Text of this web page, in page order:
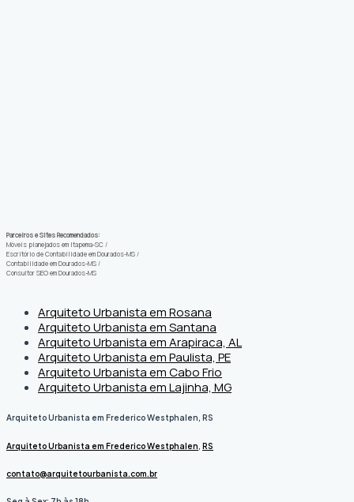
Parceiros e Sites Recomendados:
Móveis planejados em Itapema-SC /
Escritório de Contabilidade em Dourados-MS /
Contabilidade em Dourados-MS /
Consultor SEO em Dourados-MS
Arquiteto Urbanista em Rosana
Arquiteto Urbanista em Santana
Arquiteto Urbanista em Arapiraca, AL
Arquiteto Urbanista em Paulista, PE
Arquiteto Urbanista em Cabo Frio
Arquiteto Urbanista em Lajinha, MG
Arquiteto Urbanista em Frederico Westphalen, RS
Arquiteto Urbanista em Frederico Westphalen, RS
contato@arquitetourbanista.com.br